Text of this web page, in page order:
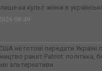
на культ жінки в
08:49
не готові передати Україні
ракет Patriot: політика,
альтернативи